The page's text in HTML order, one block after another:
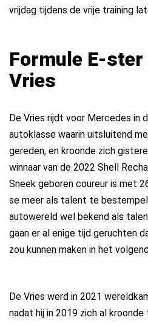
vrijdag tijdens de vrije training
Formule E-
Vries
De Vries rijdt voor Mercedes in
autoklasse waarin uitsluitend
gereden, en kroonde zich
winnaar van de 2022 Shell
Sneek geboren coureur is met
se meer als talent te
autowereld wel bekend als
gaan er al enige tijd geruchten
zou kunnen maken in het
De Vries werd in 2021
nadat hij in 2019 zich al